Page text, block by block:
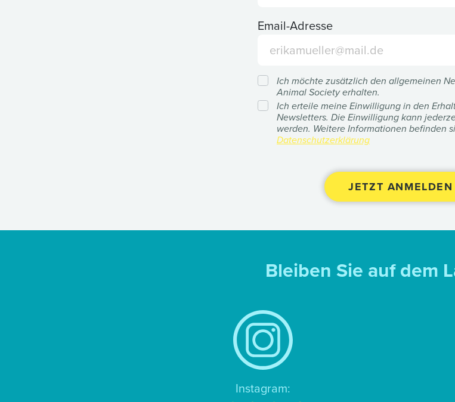
Email-Adresse
Ich möchte zusätzlich den allgemeinen
Animal Society erhalten.
Ich erteile meine Einwilligung in den
Newsletters. Die Einwilligung kann
werden. Weitere Informationen befinden
Datenschutzerklärung
Bleiben Sie auf dem
Instagram: